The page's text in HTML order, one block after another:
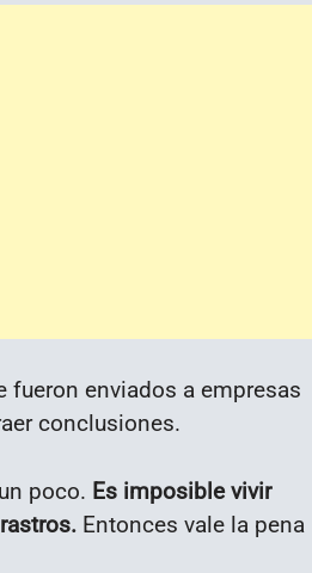
fueron enviados a empresas
conclusiones.
poco. Es imposible vivir
Entonces vale la pena